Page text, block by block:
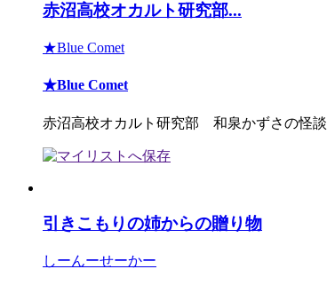
赤沼高校オカルト研究部...
★Blue Comet
★Blue Comet
赤沼高校オカルト研究部 和泉かずさの怪談
引きこもりの姉からの贈り物
しーんーせーかー